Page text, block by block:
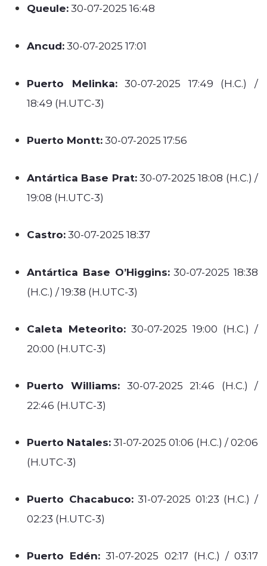
Queule:30-07-2025 16:48
Ancud:30-07-2025 17:01
Puerto Melinka:30-07-2025 17:49 (H.C.) /
18:49 (H.UTC-3)
Puerto Montt:30-07-2025 17:56
Antártica Base Prat:30-07-2025 18:08 (H.C.) /
19:08 (H.UTC-3)
Castro:30-07-2025 18:37
Antártica Base O’Higgins:30-07-2025 18:38
(H.C.) / 19:38 (H.UTC-3)
Caleta Meteorito: 30-07-2025 19:00 (H.C.) /
20:00 (H.UTC-3)
Puerto Williams: 30-07-2025 21:46 (H.C.) /
22:46 (H.UTC-3)
Puerto Natales:31-07-2025 01:06 (H.C.) / 02:06
(H.UTC-3)
Puerto Chacabuco:31-07-2025 01:23 (H.C.) /
02:23 (H.UTC-3)
Puerto Edén: 31-07-2025 02:17 (H.C.) / 03:17